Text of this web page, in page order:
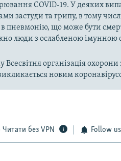
COVID-19. У деяких
застуди та грипу, в тому
пневмонію, що може бути
люди з ослабленою імунною
Всесвітня організація
новим
Читати без VPN Follow us